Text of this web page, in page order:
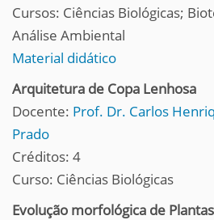
Cursos: Ciências Biológicas;
Análise Ambiental
Material didático
Arquitetura de Copa Lenhosa
Docente: Prof. Dr. Carlos
Prado
Créditos: 4
Curso: Ciências Biológicas
Evolução morfológica de Plantas